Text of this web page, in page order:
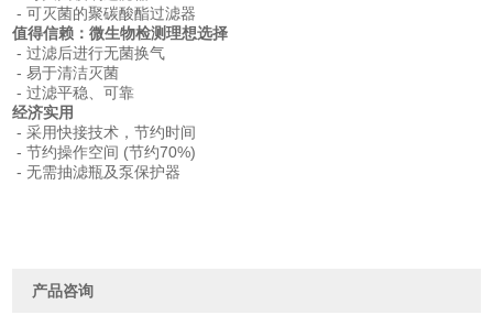
- 可灭菌的聚碳酸酯过滤器
值得信赖：微生物检测理想选择
- 过滤后进行无菌换气
- 易于清洁灭菌
- 过滤平稳、可靠
经济实用
- 采用快接技术，节约时间
- 节约操作空间 (节约70%)
- 无需抽滤瓶及泵保护器
产品咨询